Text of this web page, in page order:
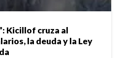
Kicillof cruza al
la deuda y la Ley